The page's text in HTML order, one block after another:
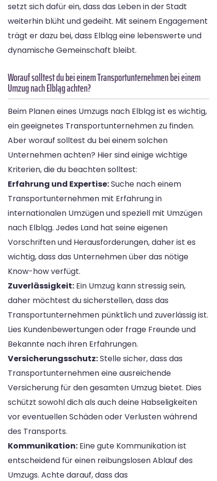
setzt sich dafür ein, dass das Leben in der Stadt
weiterhin blüht und gedeiht. Mit seinem Engagement
trägt er dazu bei, dass Elbląg eine lebenswerte und
dynamische Gemeinschaft bleibt.
Worauf solltest du bei einem Transportunternehmen bei einem
Umzug nach Elbląg achten?
Beim Planen eines Umzugs nach Elbląg ist es wichtig,
ein geeignetes Transportunternehmen zu finden.
Aber worauf solltest du bei einem solchen
Unternehmen achten? Hier sind einige wichtige
Kriterien, die du beachten solltest:
Erfahrung und Expertise:Suche nach einem
Transportunternehmen mit Erfahrung in
internationalen Umzügen und speziell mit Umzügen
nach Elbląg. Jedes Land hat seine eigenen
Vorschriften und Herausforderungen, daher ist es
wichtig, dass das Unternehmen über das nötige
Know-how verfügt.
Zuverlässigkeit: Ein Umzug kann stressig sein,
daher möchtest du sicherstellen, dass das
Transportunternehmen pünktlich und zuverlässig ist.
Lies Kundenbewertungen oder frage Freunde und
Bekannte nach ihren Erfahrungen.
Versicherungsschutz:Stelle sicher, dass das
Transportunternehmen eine ausreichende
Versicherung für den gesamten Umzug bietet. Dies
schützt sowohl dich als auch deine Habseligkeiten
vor eventuellen Schäden oder Verlusten während
des Transports.
Kommunikation: Eine gute Kommunikation ist
entscheidend für einen reibungslosen Ablauf des
Umzugs. Achte darauf, dass das